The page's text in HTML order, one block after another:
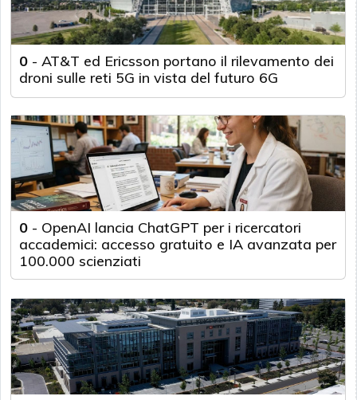
0 - AT&T ed Ericsson portano il rilevamento dei
droni sulle reti 5G in vista del futuro 6G
0 - OpenAI lancia ChatGPT per i ricercatori
accademici: accesso gratuito e IA avanzata per
100.000 scienziati